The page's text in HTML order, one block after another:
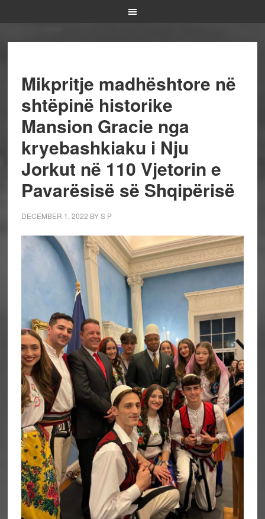
Mikpritje madhështore në
shtëpinë historike
Mansion Gracie nga
kryebashkiaku i Nju
Jorkut në 110 Vjetorin e
Pavarësisë së Shqipërisë
DECEMBER 1, 2022 BYS P